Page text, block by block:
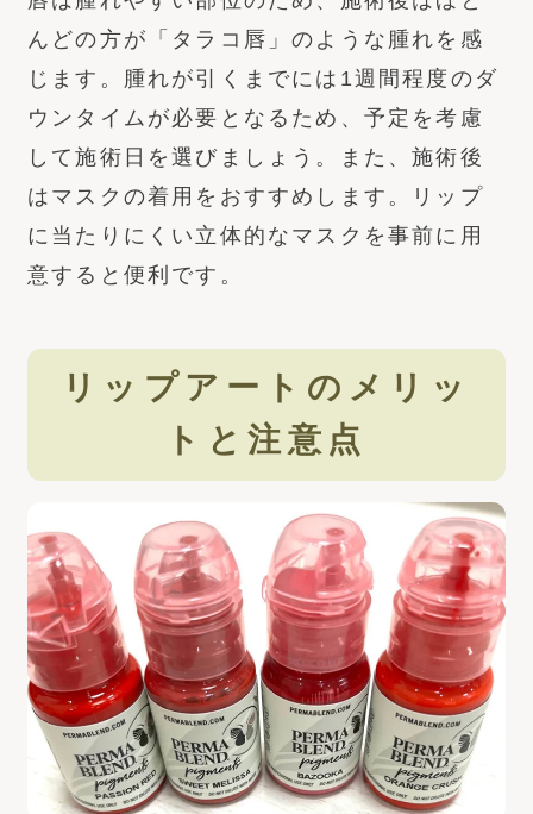
んどの方が「タラコ唇」のような腫れを感
じます。腫れが引くまでには1週間程度のダ
ウンタイムが必要となるため、予定を考慮
して施術日を選びましょう。また、施術後
はマスクの着用をおすすめします。リップ
に当たりにくい立体的なマスクを事前に用
意すると便利です。
リップアートのメリッ
トと注意点